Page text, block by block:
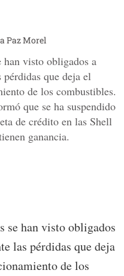
Paz Morel
han visto obligados a
que deja el
de los combustibles.
que se ha suspendido
de crédito en las Shell
ganancia.
se han visto obligados
las pérdidas que deja
de los